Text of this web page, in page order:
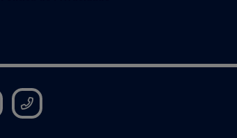
YouTube